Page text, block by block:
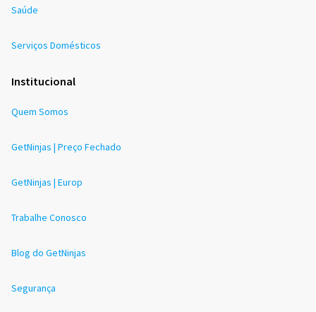
Saúde
Serviços Domésticos
Institucional
Quem Somos
GetNinjas | Preço Fechado
GetNinjas | Europ
Trabalhe Conosco
Blog do GetNinjas
Segurança